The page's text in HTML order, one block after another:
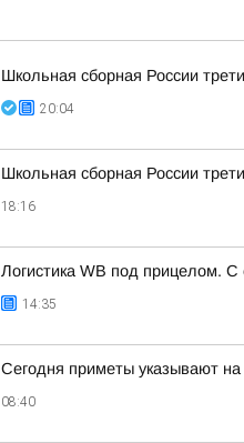
Школьная сборная России
20:04
Школьная сборная России
18:16
Логистика WB под прицелом.
14:35
Сегодня приметы указывают
08:40